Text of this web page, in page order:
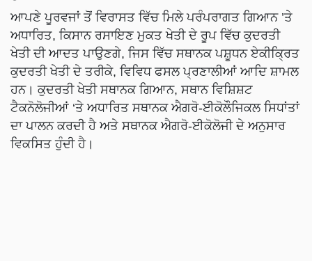
ਆਪਣੇ ਪੂਰਵਜਾਂ ਤੋਂ ਵਿਰਾਸਤ ਵਿੱਚ ਮਿਲੇ ਪਰੰਪਰਾਗਤ ਗਿਆਨ ’ਤੇ
ਅਧਾਰਿਤ, ਕਿਸਾਨ ਰਸਾਇਣ ਮੁਕਤ ਖੇਤੀ ਦੇ ਰੂਪ ਵਿੱਚ ਕੁਦਰਤੀ
ਖੇਤੀ ਦੀ ਆਦਤ ਪਾਉਣਗੇ, ਜਿਸ ਵਿੱਚ ਸਥਾਨਕ ਪਸ਼ੂਧਨ ਏਕੀਕ੍ਰਿਤ
ਕੁਦਰਤੀ ਖੇਤੀ ਦੇ ਤਰੀਕੇ, ਵਿਵਿਧ ਫਸਲ ਪ੍ਰਣਾਲੀਆਂ ਆਦਿ ਸ਼ਾਮਲ
ਹਨ। ਕੁਦਰਤੀ ਖੇਤੀ ਸਥਾਨਕ ਗਿਆਨ, ਸਥਾਨ ਵਿਸ਼ਿਸ਼ਟ
ਟੈਕਨੋਲੋਜੀਆਂ ‘ਤੇ ਅਧਾਰਿਤ ਸਥਾਨਕ ਐਗਰੋ-ਈਕੋਲੌਜਿਕਲ ਸਿਧਾਂਤਾਂ
ਦਾ ਪਾਲਨ ਕਰਦੀ ਹੈ ਅਤੇ ਸਥਾਨਕ ਐਗਰੋ-ਈਕੋਲੋਜੀ ਦੇ ਅਨੁਸਾਰ
ਵਿਕਸਿਤ ਹੁੰਦੀ ਹੈ।